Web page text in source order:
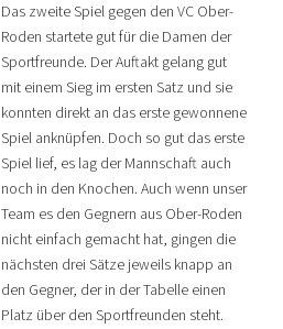
Das zweite Spiel gegen den VC Ober-
Roden startete gut für die Damen der
Sportfreunde. Der Auftakt gelang gut
mit einem Sieg im ersten Satz und sie
konnten direkt an das erste gewonnene
Spiel anknüpfen. Doch so gut das erste
Spiel lief, es lag der Mannschaft auch
noch in den Knochen. Auch wenn unser
Team es den Gegnern aus Ober-Roden
nicht einfach gemacht hat, gingen die
nächsten drei Sätze jeweils knapp an
den Gegner, der in der Tabelle einen
Platz über den Sportfreunden steht.